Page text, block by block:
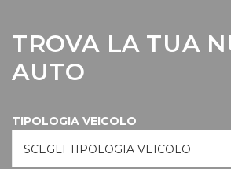
TROVA LA TUA
AUTO
TIPOLOGIA VEICOLO
SCEGLI TIPOLOGIA VEICOLO